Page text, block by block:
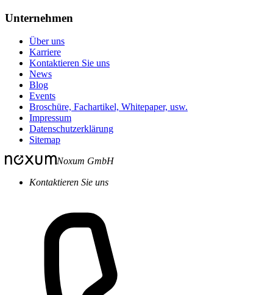
Unternehmen
Über uns
Karriere
Kontaktieren Sie uns
News
Blog
Events
Broschüre, Fachartikel, Whitepaper, usw.
Impressum
Datenschutzerklärung
Sitemap
Noxum GmbH
Kontaktieren Sie uns